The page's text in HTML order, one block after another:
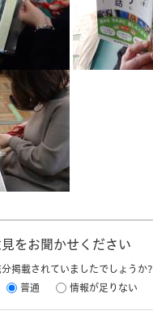
をお聞かせください
掲載されていましたでしょうか?
普通 情報が足りない